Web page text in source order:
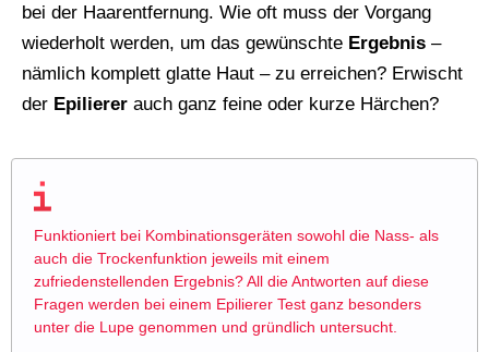
bei der Haarentfernung. Wie oft muss der Vorgang
wiederholt werden, um das gewünschte Ergebnis –
nämlich komplett glatte Haut – zu erreichen? Erwischt
der Epilierer auch ganz feine oder kurze Härchen?
Funktioniert bei Kombinationsgeräten sowohl die Nass- als
auch die Trockenfunktion jeweils mit einem
zufriedenstellenden Ergebnis? All die Antworten auf diese
Fragen werden bei einem Epilierer Test ganz besonders
unter die Lupe genommen und gründlich untersucht.